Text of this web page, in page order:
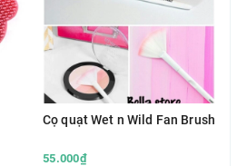
Cọ quạt Wet n Wild Fan Brush
55.000₫